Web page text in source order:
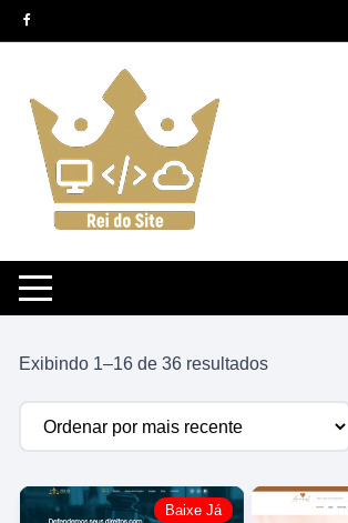
Pular
para
conteúdo
Exibindo 1–16 de 36 resultadosClassificado
Baixe Já